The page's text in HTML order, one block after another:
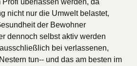
nicht nur die Umwelt belastet,
der Bewohner
dennoch selbst aktiv werden
bei verlassenen,
tun-- und das am besten im